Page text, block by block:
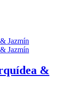
&